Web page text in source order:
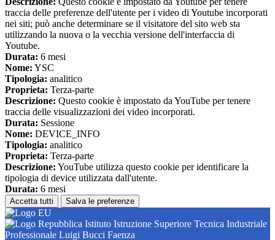
traccia delle preferenze dell'utente per i video di Youtube incorporati
nei siti; può anche determinare se il visitatore del sito web sta
utilizzando la nuova o la vecchia versione dell'interfaccia di
Youtube.
Durata: 6 mesi
Nome: YSC
Tipologia: analitico
Proprieta: Terza-parte
Descrizione: Questo cookie è impostato da YouTube per tenere
traccia delle visualizzazioni dei video incorporati.
Durata: Sessione
Nome: DEVICE_INFO
Tipologia: analitico
Proprieta: Terza-parte
Descrizione: YouTube utilizza questo cookie per identificare la
tipologia di device utilizzata dall'utente.
Durata: 6 mesi
Accetta tutti Salva le preferenze
Istituto Istruzione Superiore Tecnica Industriale
Professionale Luigi Bucci Faenza